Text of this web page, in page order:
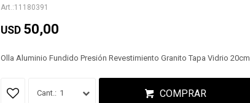
11180391
USD 50,00
Olla Aluminio Fundido Presión Revestimiento Granito Tapa Vidrio 20cm
1 COMPRAR